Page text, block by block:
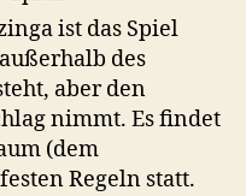
ist das Spiel
des
aber den
nimmt. Es findet
(dem
Regeln statt.